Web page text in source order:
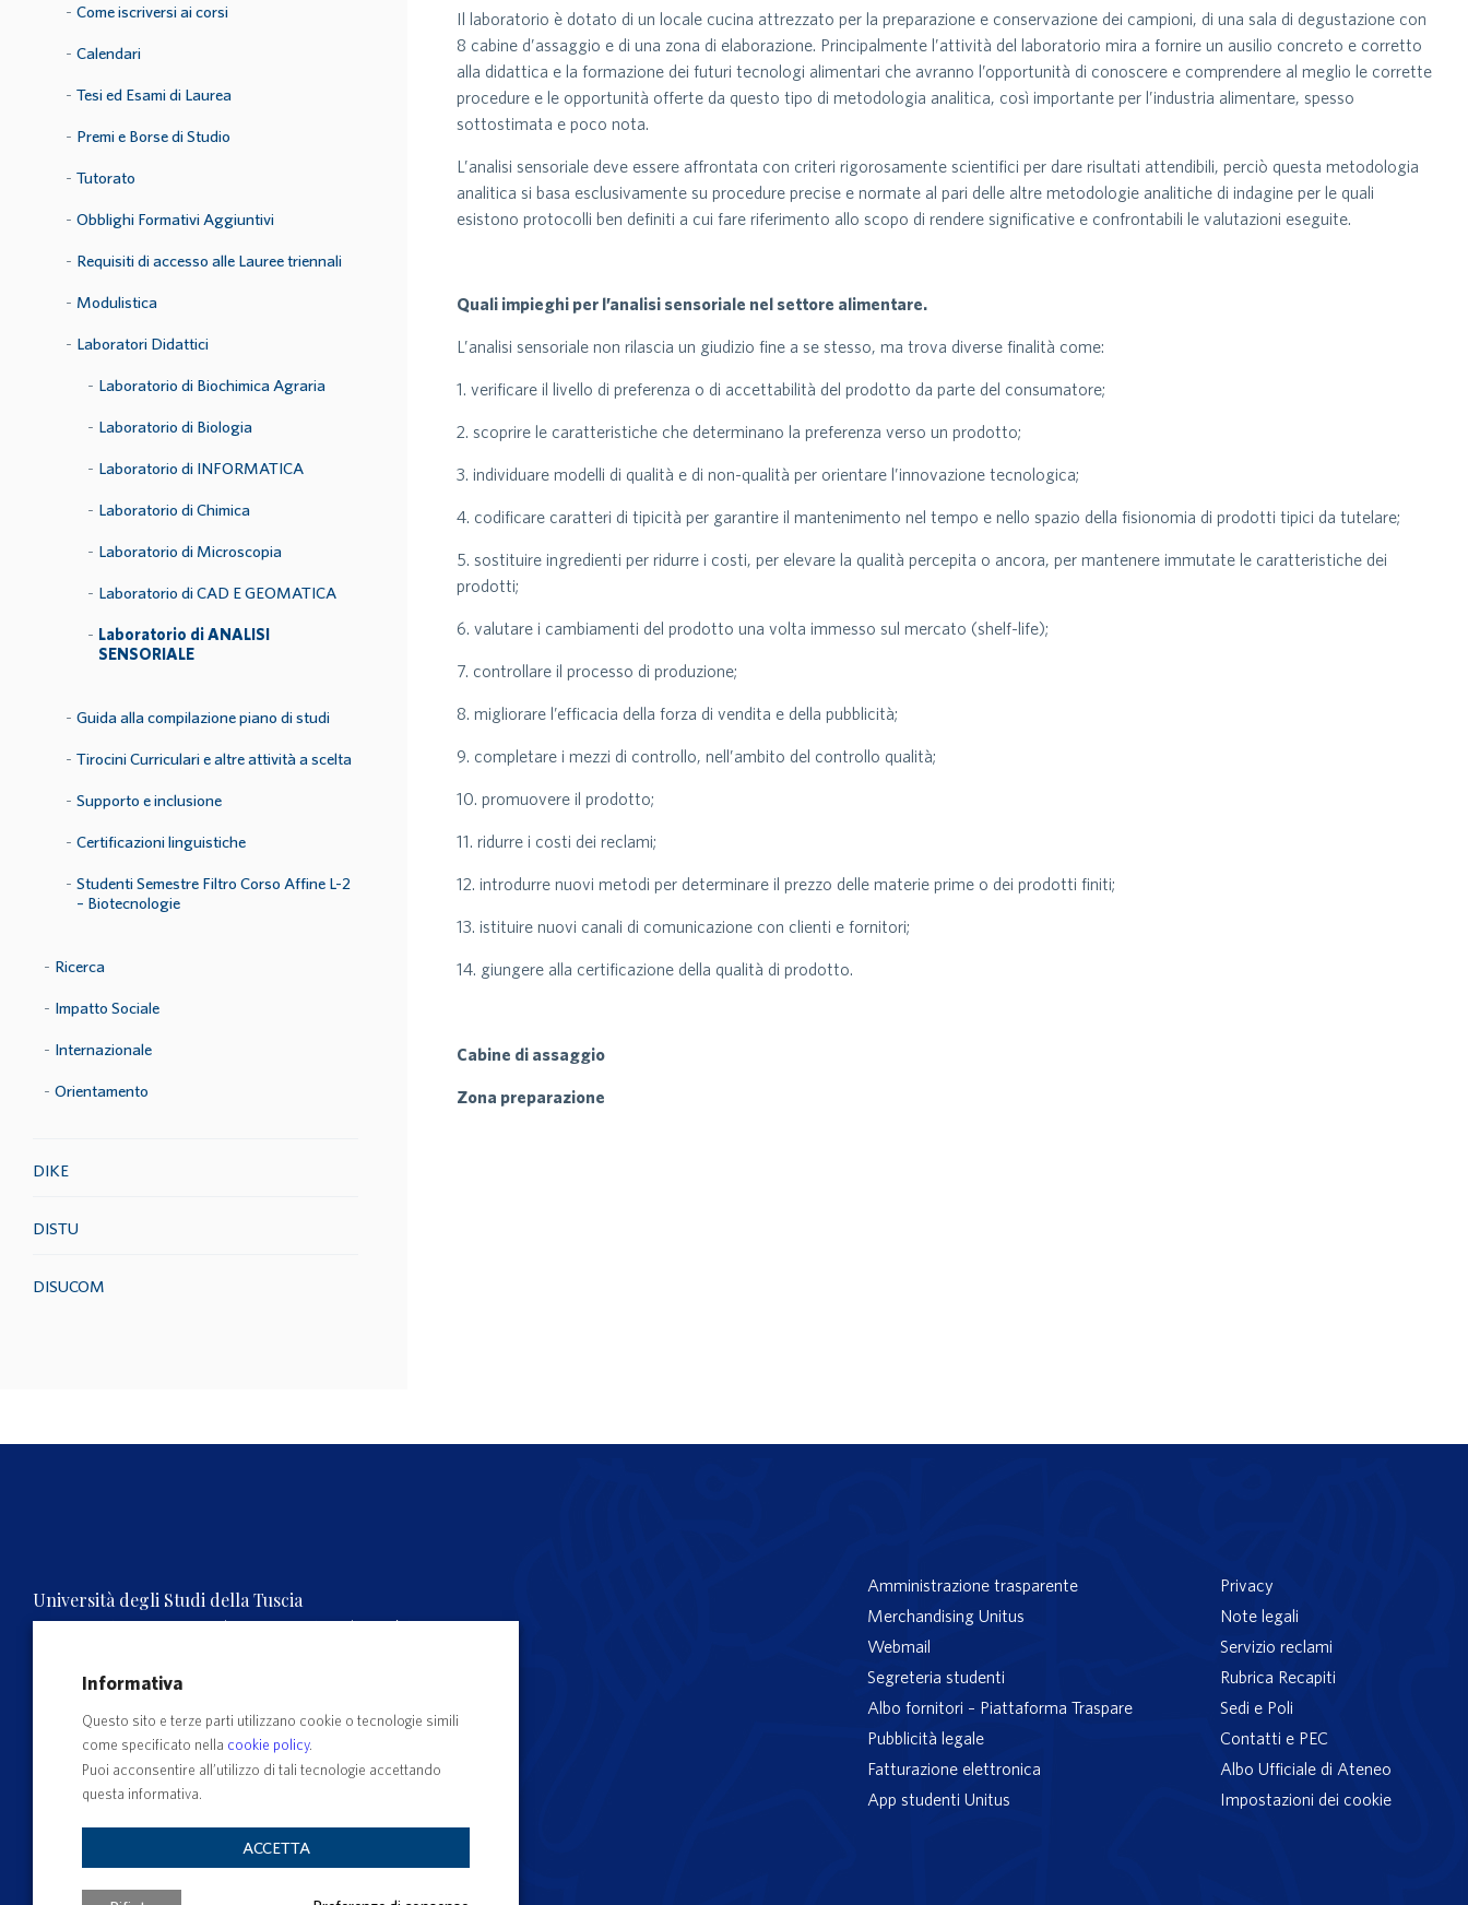
Come iscriversi ai corsi
Calendari
Tesi ed Esami di Laurea
Premi e Borse di Studio
Tutorato
Obblighi Formativi Aggiuntivi
Requisiti di accesso alle Lauree triennali
Modulistica
Laboratori Didattici
Laboratorio di Biochimica Agraria
Laboratorio di Biologia
Laboratorio di INFORMATICA
Laboratorio di Chimica
Laboratorio di Microscopia
Laboratorio di CAD E GEOMATICA
Laboratorio di ANALISI
SENSORIALE
Guida alla compilazione piano di studi
Tirocini Curriculari e altre attività a scelta
Supporto e inclusione
Certificazioni linguistiche
Studenti Semestre Filtro Corso Affine L-2
– Biotecnologie
Ricerca
Impatto Sociale
Internazionale
Orientamento
DIKE
DISTU
DISUCOM
Il laboratorio è dotato di un locale cucina attrezzato per la preparazione e conservazione dei campioni, di una sala di degustazione con
8 cabine d’assaggio e di una zona di elaborazione. Principalmente l’attività del laboratorio mira a fornire un ausilio concreto e corretto
alla didattica e la formazione dei futuri tecnologi alimentari che avranno l’opportunità di conoscere e comprendere al meglio le corrette
procedure e le opportunità offerte da questo tipo di metodologia analitica, così importante per l’industria alimentare, spesso
sottostimata e poco nota.
L’analisi sensoriale deve essere affrontata con criteri rigorosamente scientifici per dare risultati attendibili, perciò questa metodologia
analitica si basa esclusivamente su procedure precise e normate al pari delle altre metodologie analitiche di indagine per le quali
esistono protocolli ben definiti a cui fare riferimento allo scopo di rendere significative e confrontabili le valutazioni eseguite.
Quali impieghi per l’analisi sensoriale nel settore alimentare.
L’analisi sensoriale non rilascia un giudizio fine a se stesso, ma trova diverse finalità come:
1. verificare il livello di preferenza o di accettabilità del prodotto da parte del consumatore;
2. scoprire le caratteristiche che determinano la preferenza verso un prodotto;
3. individuare modelli di qualità e di non-qualità per orientare l’innovazione tecnologica;
4. codificare caratteri di tipicità per garantire il mantenimento nel tempo e nello spazio della fisionomia di prodotti tipici da tutelare;
5. sostituire ingredienti per ridurre i costi, per elevare la qualità percepita o ancora, per mantenere immutate le caratteristiche dei
prodotti;
6. valutare i cambiamenti del prodotto una volta immesso sul mercato (shelf-life);
7. controllare il processo di produzione;
8. migliorare l’efficacia della forza di vendita e della pubblicità;
9. completare i mezzi di controllo, nell’ambito del controllo qualità;
10. promuovere il prodotto;
11. ridurre i costi dei reclami;
12. introdurre nuovi metodi per determinare il prezzo delle materie prime o dei prodotti finiti;
13. istituire nuovi canali di comunicazione con clienti e fornitori;
14. giungere alla certificazione della qualità di prodotto.
Cabine di assaggio
Zona preparazione
Università degli Studi della Tuscia
Rettorato, Via S.M. in Gradi n.4, 01100 Viterbo, ITALY.
C.F. 80029030568 – P.IVA 00575560560
Amministrazione trasparente
Merchandising Unitus
Webmail
Segreteria studenti
Albo fornitori – Piattaforma Traspare
Pubblicità legale
Fatturazione elettronica
App studenti Unitus
Privacy
Note legali
Servizio reclami
Rubrica Recapiti
Sedi e Poli
Contatti e PEC
Albo Ufficiale di Ateneo
Impostazioni dei cookie
Informativa
Questo sito e terze parti utilizzano cookie o tecnologie simili
come specificato nella cookie policy.
Puoi acconsentire all’utilizzo di tali tecnologie accettando
questa informativa.
ACCETTA